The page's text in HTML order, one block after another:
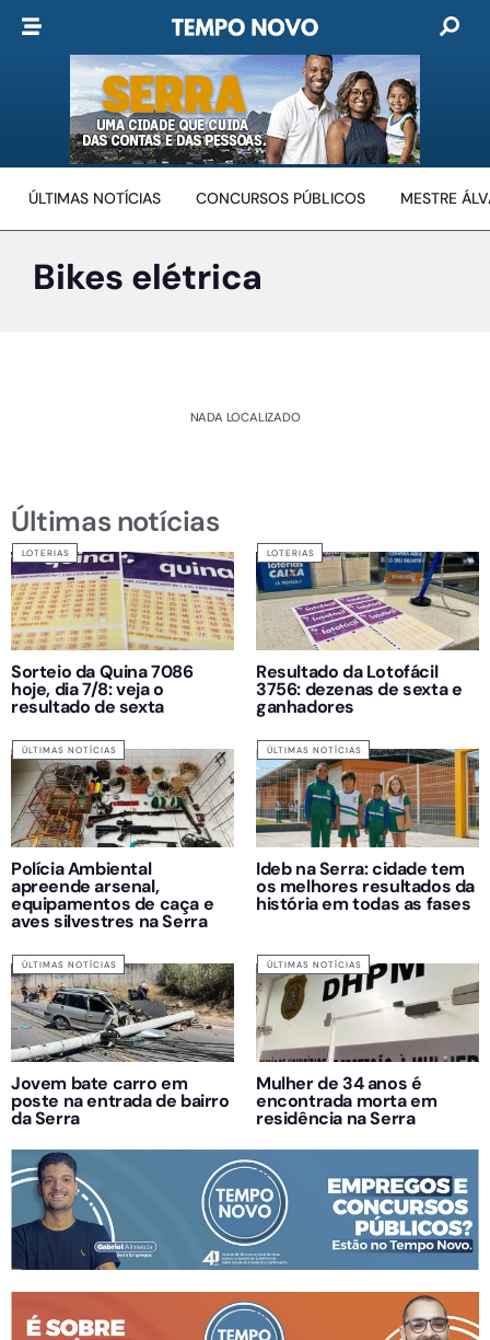
ÚLTIMAS NOTÍCIAS CONCURSOS PÚBLICOS MESTRE
Bikes elétrica
NADA LOCALIZADO
Últimas notícias
LOTERIAS
Sorteio da Quina 7086
hoje, dia 7/8: veja o
resultado de sexta
LOTERIAS
Resultado da Lotofácil
3756: dezenas de sexta e
ganhadores
ÚLTIMAS NOTÍCIAS
Polícia Ambiental
apreende arsenal,
equipamentos de caça e
aves silvestres na Serra
ÚLTIMAS NOTÍCIAS
Ideb na Serra: cidade tem
os melhores resultados da
história em todas as fases
ÚLTIMAS NOTÍCIAS
Jovem bate carro em
poste na entrada de bairro
da Serra
ÚLTIMAS NOTÍCIAS
Mulher de 34 anos é
encontrada morta em
residência na Serra